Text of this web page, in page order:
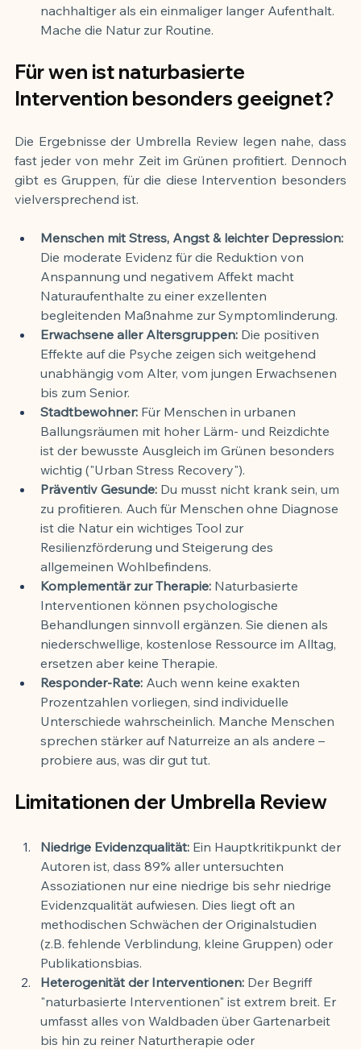
nachhaltiger als ein einmaliger langer Aufenthalt.
Mache die Natur zur Routine.
Für wen ist naturbasierte
Intervention besonders geeignet?
Die Ergebnisse der Umbrella Review legen nahe, dass
fast jeder von mehr Zeit im Grünen profitiert. Dennoch
gibt es Gruppen, für die diese Intervention besonders
vielversprechend ist.
Menschen mit Stress, Angst & leichter Depression:
Die moderate Evidenz für die Reduktion von
Anspannung und negativem Affekt macht
Naturaufenthalte zu einer exzellenten
begleitenden Maßnahme zur Symptomlinderung.
Erwachsene aller Altersgruppen: Die positiven
Effekte auf die Psyche zeigen sich weitgehend
unabhängig vom Alter, vom jungen Erwachsenen
bis zum Senior.
Stadtbewohner: Für Menschen in urbanen
Ballungsräumen mit hoher Lärm- und Reizdichte
ist der bewusste Ausgleich im Grünen besonders
wichtig ("Urban Stress Recovery").
Präventiv Gesunde: Du musst nicht krank sein, um
zu profitieren. Auch für Menschen ohne Diagnose
ist die Natur ein wichtiges Tool zur
Resilienzförderung und Steigerung des
allgemeinen Wohlbefindens.
Komplementär zur Therapie: Naturbasierte
Interventionen können psychologische
Behandlungen sinnvoll ergänzen. Sie dienen als
niederschwellige, kostenlose Ressource im Alltag,
ersetzen aber keine Therapie.
Responder-Rate: Auch wenn keine exakten
Prozentzahlen vorliegen, sind individuelle
Unterschiede wahrscheinlich. Manche Menschen
sprechen stärker auf Naturreize an als andere –
probiere aus, was dir gut tut.
Limitationen der Umbrella Review
Niedrige Evidenzqualität: Ein Hauptkritikpunkt der
Autoren ist, dass 89% aller untersuchten
Assoziationen nur eine niedrige bis sehr niedrige
Evidenzqualität aufwiesen. Dies liegt oft an
methodischen Schwächen der Originalstudien
(z.B. fehlende Verblindung, kleine Gruppen) oder
Publikationsbias.
Heterogenität der Interventionen: Der Begriff
"naturbasierte Interventionen" ist extrem breit. Er
umfasst alles von Waldbaden über Gartenarbeit
bis hin zu reiner Naturtherapie oder